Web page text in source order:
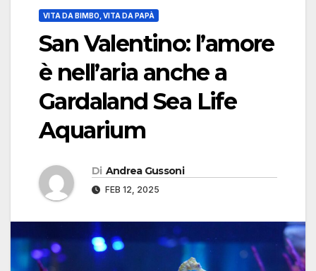
VITA DA BIMBO, VITA DA PAPÀ
San Valentino: l’amore
è nell’aria anche a
Gardaland Sea Life
Aquarium
Di Andrea Gussoni
FEB 12, 2025